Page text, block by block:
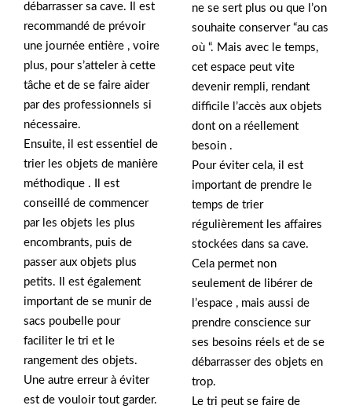
débarrasser sa cave. Il est
recommandé de prévoir
une journée entière , voire
plus, pour s’atteler à cette
tâche et de se faire aider
par des professionnels si
nécessaire.
Ensuite, il est essentiel de
trier les objets de manière
méthodique . Il est
conseillé de commencer
par les objets les plus
encombrants, puis de
passer aux objets plus
petits. Il est également
important de se munir de
sacs poubelle pour
faciliter le tri et le
rangement des objets.
Une autre erreur à éviter
est de vouloir tout garder.
ne se sert plus ou que l’on
souhaite conserver “au cas
où “. Mais avec le temps,
cet espace peut vite
devenir rempli, rendant
difficile l’accès aux objets
dont on a réellement
besoin .
Pour éviter cela, il est
important de prendre le
temps de trier
régulièrement les affaires
stockées dans sa cave.
Cela permet non
seulement de libérer de
l’espace , mais aussi de
prendre conscience sur
ses besoins réels et de se
débarrasser des objets en
trop.
Le tri peut se faire de